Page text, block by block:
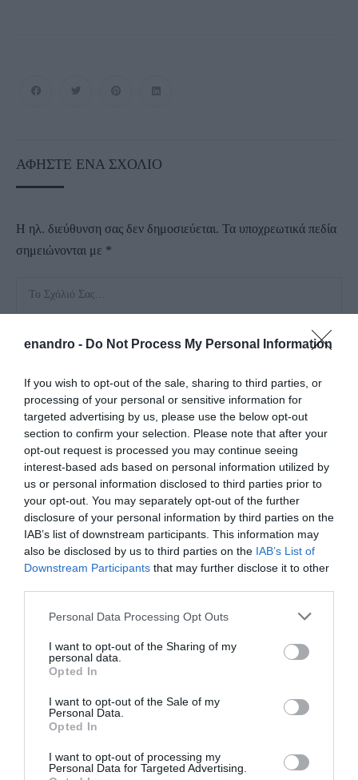
enandro - Do Not Process My Personal Information
If you wish to opt-out of the sale, sharing to third parties, or
processing of your personal or sensitive information for
targeted advertising by us, please use the below opt-out
section to confirm your selection. Please note that after your
opt-out request is processed you may continue seeing
interest-based ads based on personal information utilized by
us or personal information disclosed to third parties prior to
your opt-out. You may separately opt-out of the further
disclosure of your personal information by third parties on the
IAB’s list of downstream participants. This information may
also be disclosed by us to third parties on the IAB’s List of
Downstream Participants that may further disclose it to other
Please note that this website/app uses one or more Google
not limited to your visit or usage behaviour. You may click to
grant or deny consent to Google and its third-party tags to
use your data for below specified purposes in below Google
consent section.
Personal Data Processing Opt Outs
I want to opt-out of the Sharing of my
personal data.
Opted In
I want to opt-out of the Sale of my
Personal Data.
Opted In
I want to opt-out of processing my
Personal Data for Targeted Advertising.
ΑΦΉΣΤΕ ΈΝΑ ΣΧΌΛΙΟ
Η ηλ. διεύθυνση σας δεν δημοσιεύεται. Τα υποχρεωτικά πεδία
σημειώνονται με *
Αποθήκευσε το όνομά μου, email, και τον ιστότοπο μου σε
αυτόν τον πλοηγό για την επόμενη φορά που θα σχολιάσω.